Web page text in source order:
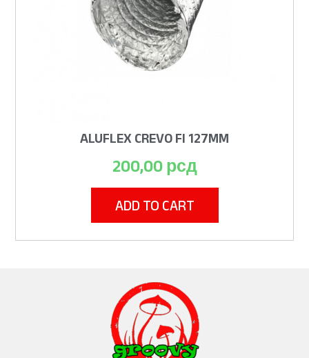
ALUFLEX CREVO FI 127MM
200,00 рсд
ADD TO CART